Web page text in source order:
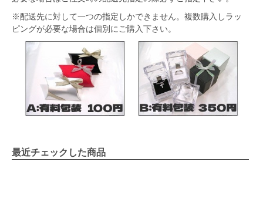
※配送先に対して一つの指定しかできません。複数購入しラッ
ピングが必要な場合は個別にご購入下さい。
最近チェックした商品